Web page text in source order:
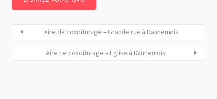
Aire de covoiturage – Grande rue à Dannemois
Aire de covoiturage – Eglise à Dannemois